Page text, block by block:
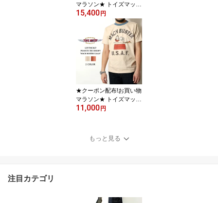
マラソン★ トイズマッコ
イ Tシャツ アメカジ マリ
リンモンロー 100周年 2
026春夏 新作 TMC2619
TOYS McCOY 100th AN
NIVERSARY 半袖 ヴィン
テージ感 フォトTシャツ
日本製 カットソー プリ
ント 大人 メンズ おしゃ
15,400円
★クーポン配布!お買い物
マラソン★ トイズマッコ
イ Tシャツ アメカジ 202
MACH BUSTER U.S.A.F.
ピーナッツ ミリタリー
11,000円
もっと見る
注目カテゴリ